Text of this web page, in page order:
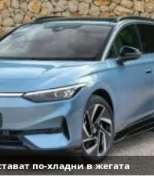
по-хладни в жегата